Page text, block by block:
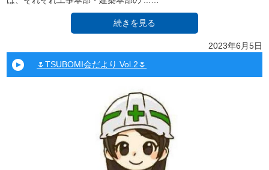
続きを見る
2023年6月5日
🌷TSUBOMI会だより Vol.2🌷